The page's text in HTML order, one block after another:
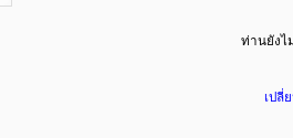
ท่านยังไ
เปลี่